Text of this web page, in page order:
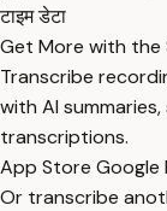
टाइम डेटा
Get More with the
Transcribe
with AI
transcriptions.
App Store Google
Or transcribe